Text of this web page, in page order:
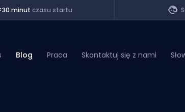
minutczasu startu
Blog Praca Skontaktuj się z nami